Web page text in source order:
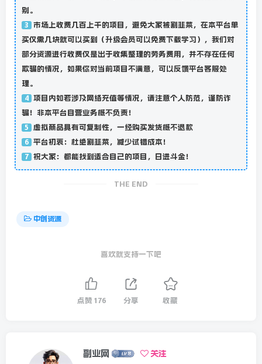
别。
3 市场上收费几百上千的项目，避免大家被割韭菜，在本平台单
买仅需几块就可以买到（升级会员可以免费下载学习），我们对
部分资源进行收费仅是出于收集整理的劳务费用，并不存在任何
欺骗的情况，如果你对当前项目不满意，可以反馈平台客服处
理。
4 项目内如若涉及网络充值等情况，请注意个人防范，谨防诈
骗！非本平台自营业务概不负责！
5 虚拟商品具有可复制性，一经购买发货概不退款
6 平台初衷：杜绝割韭菜，减少试错成本！
7 祝大家：都能找到适合自己的项目，日进斗金！
THE END
中创资源
喜欢就支持一下吧
点赞 176 分享 收藏
副业网 关注